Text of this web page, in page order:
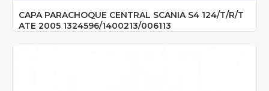
CAPA PARACHOQUE CENTRAL SCANIA S4 124/T/R/T
ATE 2005 1324596/1400213/006113